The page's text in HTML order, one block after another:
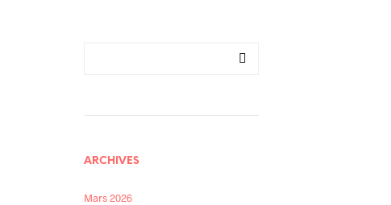
ARCHIVES
Mars 2026